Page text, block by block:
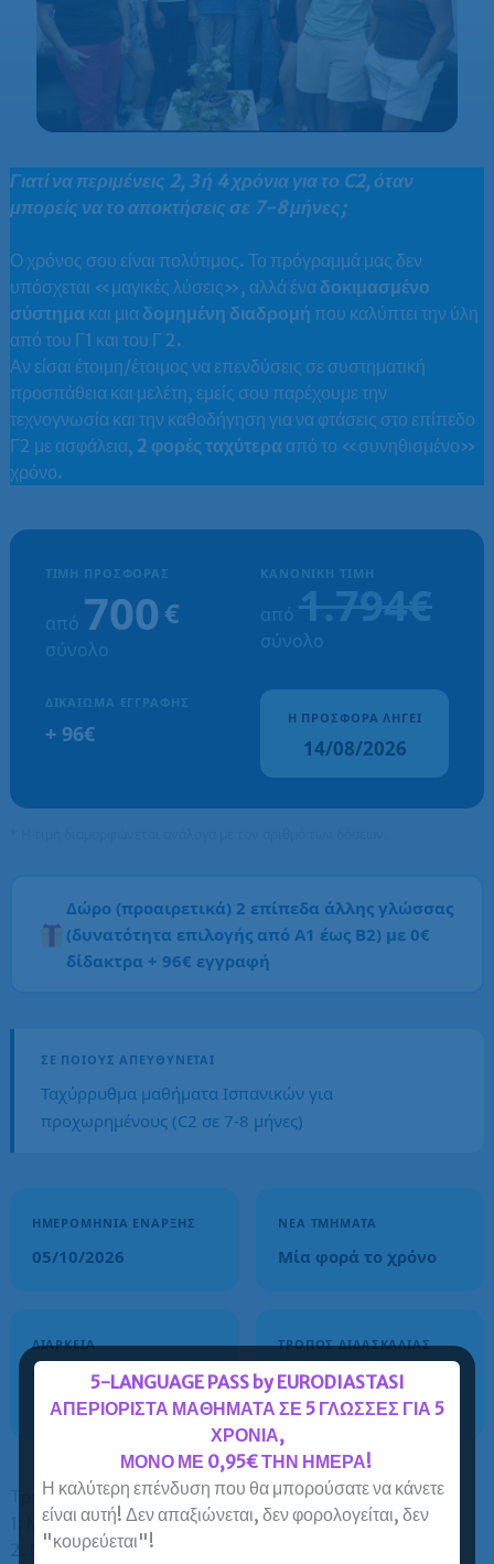
Γιατί να περιμένεις 2, 3 ή 4 χρόνια για το C2, όταν
μπορείς να το αποκτήσεις σε 7-8 μήνες;
Ο χρόνος σου είναι πολύτιμος. Το πρόγραμμά μας δεν
υπόσχεται «μαγικές λύσεις», αλλά ένα δοκιμασμένο
σύστημα και μια δομημένη διαδρομή που καλύπτει την ύλη
από του Γ1 και του Γ 2.
Αν είσαι έτοιμη/έτοιμος να επενδύσεις σε συστηματική
προσπάθεια και μελέτη, εμείς σου παρέχουμε την
τεχνογνωσία και την καθοδήγηση για να φτάσεις στο επίπεδο
Γ2 με ασφάλεια, 2 φορές ταχύτερα από το «συνηθισμένο»
χρόνο.
ΤΙΜΉ ΠΡΟΣΦΟΡΆΣ
από 700 €
σύνολο
ΚΑΝΟΝΙΚΉ ΤΙΜΉ
από 1.794€
σύνολο
ΔΙΚΑΊΩΜΑ ΕΓΓΡΑΦΉΣ
+ 96€
Η ΠΡΟΣΦΟΡΆ ΛΉΓΕΙ
14/08/2026
Δώρο (προαιρετικά) 2 επίπεδα άλλης γλώσσας
(δυνατότητα επιλογής από Α1 έως Β2) με 0€
δίδακτρα + 96€ εγγραφή
ΣΕ ΠΟΙΟΥΣ ΑΠΕΥΘΎΝΕΤΑΙ
Ταχύρρυθμα μαθήματα Ισπανικών για
προχωρημένους (C2 σε 7-8 μήνες)
ΗΜΕΡΟΜΗΝΊΑ ΈΝΑΡΞΗΣ
05/10/2026
ΝΈΑ ΤΜΉΜΑΤΑ
Μία φορά το χρόνο
ΔΙΆΡΚΕΙΑ
7-8 μήνες
ΤΡΌΠΟΣ ΔΙΔΑΣΚΑΛΊΑΣ
Οnline - Δια ζώσης -
Blended
Τρόποι εξόφλησης διδάκτρων:
1. Μετρητά (για ποσά έως 500 €).
2. Με κατάθεση στην Εθνική Τράπεζα ή στην Alpha Bank.
5-LANGUAGE PASS by EURODIASTASI
ΑΠΕΡΙΟΡΙΣΤΑ ΜΑΘΗΜΑΤΑ ΣΕ 5 ΓΛΩΣΣΕΣ ΓΙΑ 5
ΧΡΟΝΙΑ,
ΜΟΝΟ ΜΕ 0,95€ ΤΗΝ ΗΜΕΡΑ!
Η καλύτερη επένδυση που θα μπορούσατε να κάνετε
είναι αυτή! Δεν απαξιώνεται, δεν φορολογείται, δεν
"κουρεύεται"!